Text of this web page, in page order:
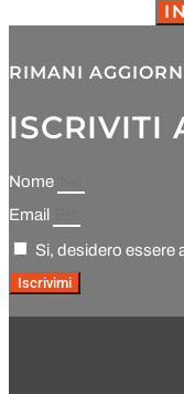
RIMANI
ISCRIVITI
Nome
Email
Si, desidero essere
Iscrivimi